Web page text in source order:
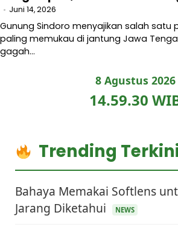
Juni 14, 2026
Gunung Sindoro menyajikan salah satu
paling memukau di jantung Jawa
gagah…
8 Agustus 2026
14.59.31
Trending
Bahaya Memakai Softlens
Jarang Diketahui
NEWS